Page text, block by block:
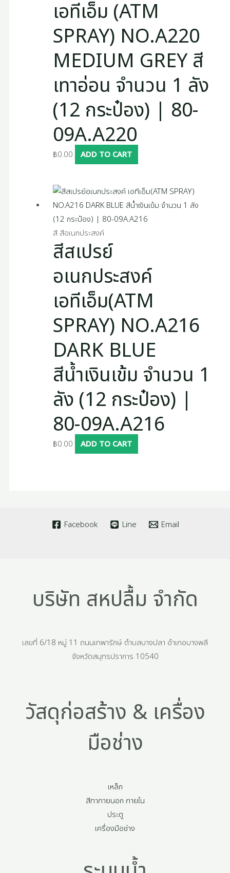
เอทีเอ็ม (ATM
SPRAY) NO.A220
MEDIUM GREY สี
เทาอ่อน จำนวน 1 ลัง
(12 กระป๋อง) | 80-
09A.A220
฿0.00 ADD TO CART
สี สีอเนกประสงค์
สีสเปรย์
อเนกประสงค์
เอทีเอ็ม(ATM
SPRAY) NO.A216
DARK BLUE
สีน้ำเงินเข้ม จำนวน 1
ลัง (12 กระป๋อง) |
80-09A.A216
฿0.00 ADD TO CART
Facebook Line Email
บริษัท สหปลื้ม จำกัด
เลขที่ 6/18 หมู่ 11 ถนนเทพารักษ์ ตำบลบางปลา อำเภอบางพลี
จังหวัดสมุทรปราการ 10540
วัสดุก่อสร้าง & เครื่อง
มือช่าง
เหล็ก
สีทาภายนอก ภายใน
ประตู
เครื่องมือช่าง